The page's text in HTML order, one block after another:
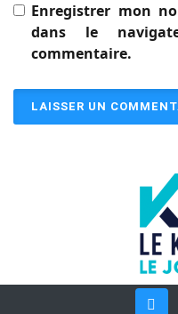
Enregistrer mon
dans le
commentaire.